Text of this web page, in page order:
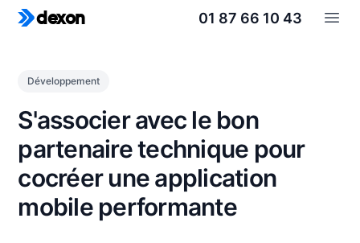
dexon 01 87 66 10 43
Développement
S'associer avec le bon
partenaire technique pour
cocréer une application
mobile performante